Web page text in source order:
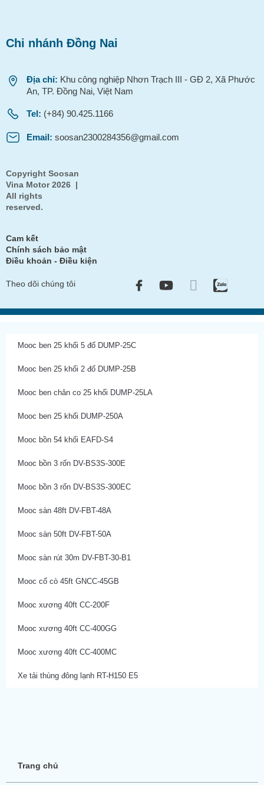
Chi nhánh Đồng Nai
Địa chỉ: Khu công nghiệp Nhơn Trạch III - GĐ 2, Xã Phước
An, TP. Đồng Nai, Việt Nam
Tel: (+84) 90.425.1166
Email: soosan2300284356@gmail.com
Copyright Soosan
Vina Motor 2026 |
All rights
reserved.
Cam kết
Chính sách bảo mật
Điều khoản - Điều kiện
Theo dõi chúng tôi
Mooc ben 25 khối 5 đố DUMP-25C
Mooc ben 25 khối 2 đố DUMP-25B
Mooc ben chân co 25 khối DUMP-25LA
Mooc ben 25 khối DUMP-250A
Mooc bồn 54 khối EAFD-S4
Mooc bồn 3 rốn DV-BS3S-300E
Mooc bồn 3 rốn DV-BS3S-300EC
Mooc sàn 48ft DV-FBT-48A
Mooc sàn 50ft DV-FBT-50A
Mooc sàn rút 30m DV-FBT-30-B1
Mooc cổ cò 45ft GNCC-45GB
Mooc xương 40ft CC-200F
Mooc xương 40ft CC-400GG
Mooc xương 40ft CC-400MC
Xe tải thùng đông lạnh RT-H150 E5
Trang chủ